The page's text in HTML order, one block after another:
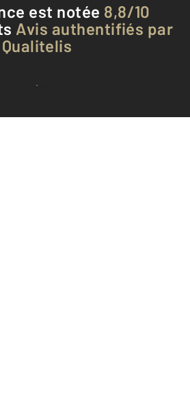
est notée 8,8/10
Avis authentifiés par
Qualitelis
tous les avis clients